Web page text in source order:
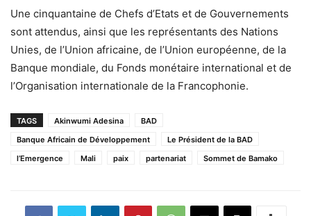
Une cinquantaine de Chefs d’Etats et de Gouvernements
sont attendus, ainsi que les représentants des Nations
Unies, de l’Union africaine, de l’Union européenne, de la
Banque mondiale, du Fonds monétaire international et de
l’Organisation internationale de la Francophonie.
TAGS Akinwumi Adesina
BAD
Banque Africain de Développement
Le Président de la BAD
l’Emergence
Mali paix partenariat Sommet de Bamako